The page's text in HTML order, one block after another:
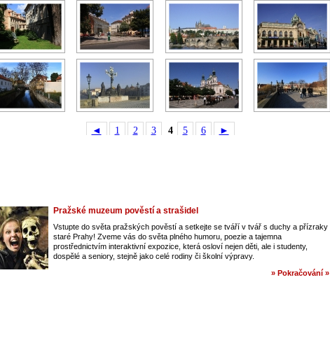
◄ 1 2 3 4 5 6 ►
Pražské muzeum pověstí a strašidel
Vstupte do světa pražských pověstí a setkejte se tváří v tvář s duchy a přízraky
staré Prahy! Zveme vás do světa plného humoru, poezie a tajemna
prostřednictvím interaktivní expozice, která osloví nejen děti, ale i studenty,
dospělé a seniory, stejně jako celé rodiny či školní výpravy.
» Pokračování »